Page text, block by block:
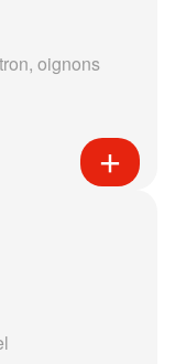
oignons